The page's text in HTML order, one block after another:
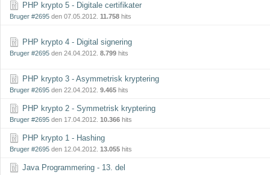
PHP krypto 5 - Digitale certifikater
Bruger #2695 den 07.05.2012. 11.758 hits
PHP krypto 4 - Digital signering
Bruger #2695 den 24.04.2012. 8.799 hits
PHP krypto 3 - Asymmetrisk kryptering
Bruger #2695 den 22.04.2012. 9.465 hits
PHP krypto 2 - Symmetrisk kryptering
Bruger #2695 den 17.04.2012. 10.366 hits
PHP krypto 1 - Hashing
Bruger #2695 den 12.04.2012. 13.055 hits
Java Programmering - 13. del